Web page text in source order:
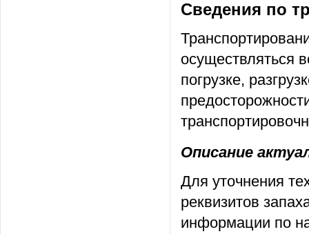
Сведения по
осуществляться
погрузке,
Описание
Для уточнения
реквизитов
информации по